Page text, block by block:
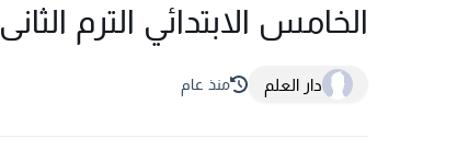
الخامس الابتدائي الترم الثانى 2026 Pdf
دار العلم منذ عام